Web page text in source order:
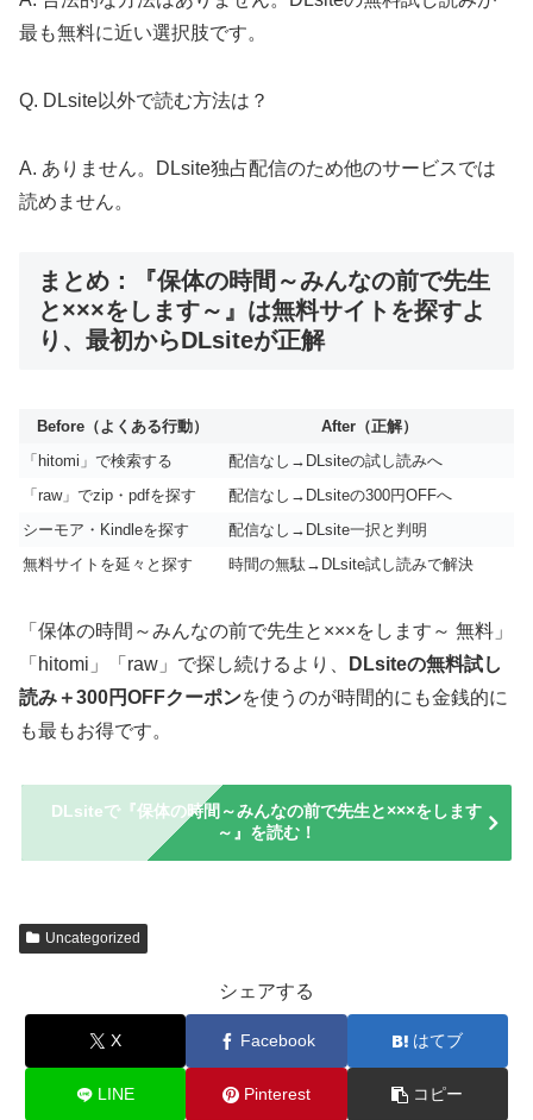
最も無料に近い選択肢です。
Q. DLsite以外で読む方法は？
A. ありません。DLsite独占配信のため他のサービスでは
読めません。
まとめ：『保体の時間～みんなの前で先生
と×××をします～』は無料サイトを探すよ
り、最初からDLsiteが正解
Before（よくある行動）
After（正解）
「hitomi」で検索する
配信なし→DLsiteの試し読みへ
「raw」でzip・pdfを探す
配信なし→DLsiteの300円OFFへ
シーモア・Kindleを探す
配信なし→DLsite一択と判明
無料サイトを延々と探す
時間の無駄→DLsite試し読みで解決
「保体の時間～みんなの前で先生と×××をします～ 無料」
「hitomi」「raw」で探し続けるより、
DLsiteの無料試し
読み＋300円OFFクーポンを使うのが時間的にも金銭的に
も最もお得です。
DLsiteで『保体の時間～みんなの前で先生と×××をします
～』を読む！
Uncategorized
シェアする
X Facebook はてブ
LINE Pinterest コピー